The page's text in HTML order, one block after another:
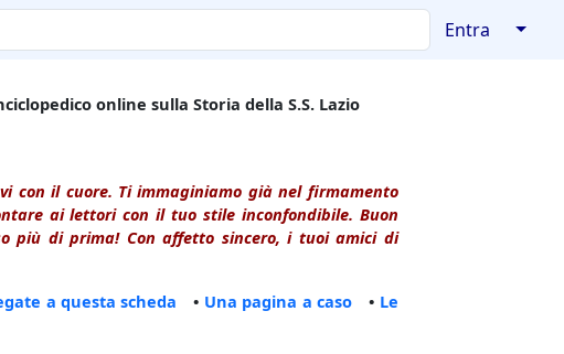
Entra ↓
online sulla Storia della S.S. Lazio
con il cuore. Ti immaginiamo già nel firmamento
ai lettori con il tuo stile inconfondibile. Buon
più di prima! Con affetto sincero, i tuoi amici di
a questa scheda • Una pagina a caso • Le